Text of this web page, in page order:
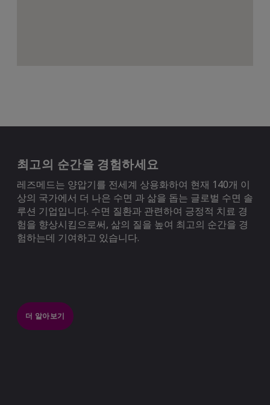
최고의 순간을 경험하세요
레즈메드는 양압기를 전세계 상용화하여 현재 140개 이
상의 국가에서 더 나은 수면 과 삶을 돕는 글로벌 수면 솔
루션 기업입니다. 수면 질환과 관련하여 긍정적 치료 경
험을 향상시킴으로써, 삶의 질을 높여 최고의 순간을 경
험하는데 기여하고 있습니다.
더 알아보기